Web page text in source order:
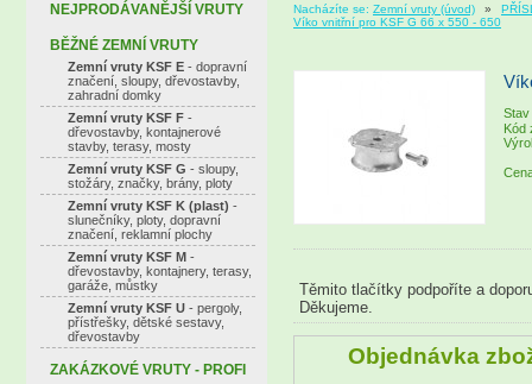
Nacházíte se: Zemní vruty (úvod) »
Víko vnitřní pro KSF G 66 x 550 - 650
Stav
Kód
Těmito tlačítky podpoříte a
Děkujeme.
Objednávka
NEJPRODÁVANĚJŠÍ VRUTY
BĚŽNÉ ZEMNÍ VRUTY
Zemní vruty KSF E - dopravní
značení, sloupy, dřevostavby,
zahradní domky
Zemní vruty KSF F -
dřevostavby, kontajnerové
stavby, terasy, mosty
Zemní vruty KSF G - sloupy,
stožáry, značky, brány, ploty
Zemní vruty KSF K (plast) -
slunečníky, ploty, dopravní
značení, reklamní plochy
Zemní vruty KSF M -
dřevostavby, kontajnery, terasy,
garáže, můstky
Zemní vruty KSF U - pergoly,
přístřešky, dětské sestavy,
dřevostavby
ZAKÁZKOVÉ VRUTY - PROFI